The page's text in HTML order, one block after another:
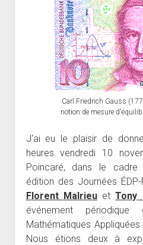
About
About
Carl Friedrich Gauss
notion de mesure
J'ai eu le plaisir de
heures vendredi 10
Poincaré, dans le cadre
édition des Journées
Florent MalrieuetTony
événement
Mathématiques
Nous étions deux à